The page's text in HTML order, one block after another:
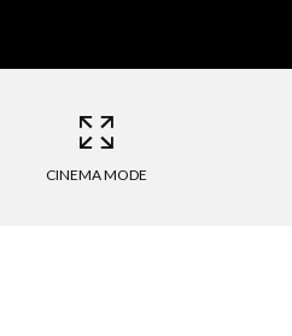
CINEMA MODE